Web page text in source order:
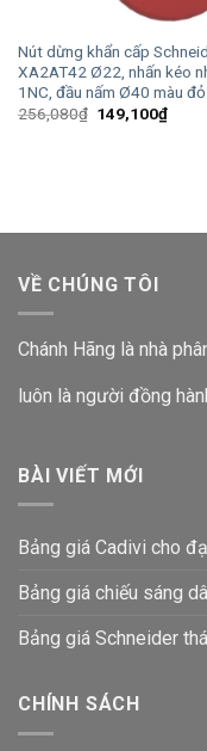
Nút dừng khẩn cấp
XA2AT42 Ø22, nhấn kéo
1NC, đầu nấm Ø40 màu đỏ
256,080₫ Giá
149,100₫Giá
hiện
VỀ CHÚNG TÔI
Chánh Hãng là nhà
luôn là người đồng
BÀI VIẾT MỚI
Bảng giá Cadivi cho
Bảng giá chiếu sáng
Bảng giá Schneider
CHÍNH SÁCH